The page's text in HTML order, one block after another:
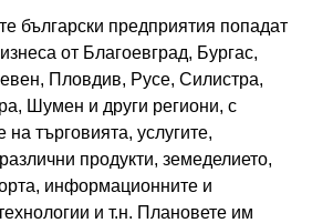
български предприятия попадат
от Благоевград, Бургас,
Пловдив, Русе, Силистра,
Шумен и други региони, с
на търговията, услугите,
продукти, земеделието,
информационните и
и т.н. Плановете им